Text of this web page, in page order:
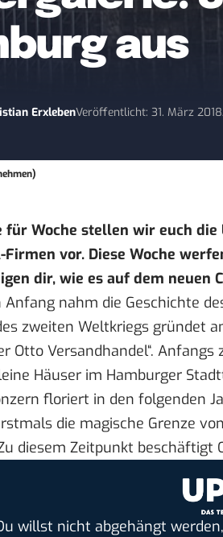
aus
ErxlebenVeröffentlicht: 31. März 2018
für Woche stellen wir euch die
Firmen vor. Diese Woche
dir, wie es auf dem neuen
Anfang nahm die Geschichte
zweiten Weltkriegs gründet
Otto Versandhandel“.
Häuser im Hamburger
floriert in den folgenden
die magische Grenze
diesem Zeitpunkt
willst nicht abgehängt